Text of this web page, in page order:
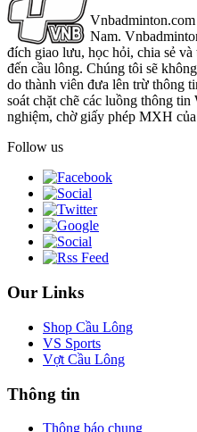
Nam.
đích giao lưu, học hỏi, chia sẻ
đến cầu lông. Chúng tôi sẽ
do thành viên đưa lên trừ thông
soát chặt chẽ các luồng thông
nghiệm, chờ giấy phép MXH
Follow us
Our Links
Shop Cầu Lông
VS Sports
Vợt Cầu Lông
Thông tin
Thông báo chung